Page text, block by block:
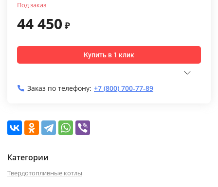
Под заказ
44 450 ₽
Купить в 1 клик
Заказ по телефону: +7 (800) 700-77-89
Категории
Твердотопливные котлы